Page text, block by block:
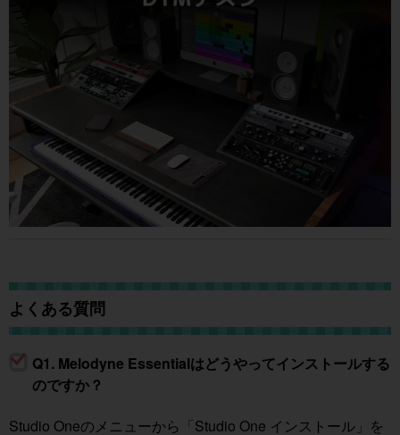
よくある質問
Q1. Melodyne Essentialはどうやってインストールする
のですか？
Studio Oneのメニューから「Studio One インストール」を